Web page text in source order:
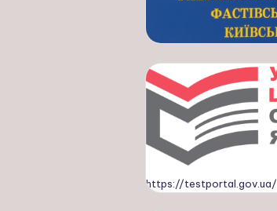
https://testportal.gov.ua/